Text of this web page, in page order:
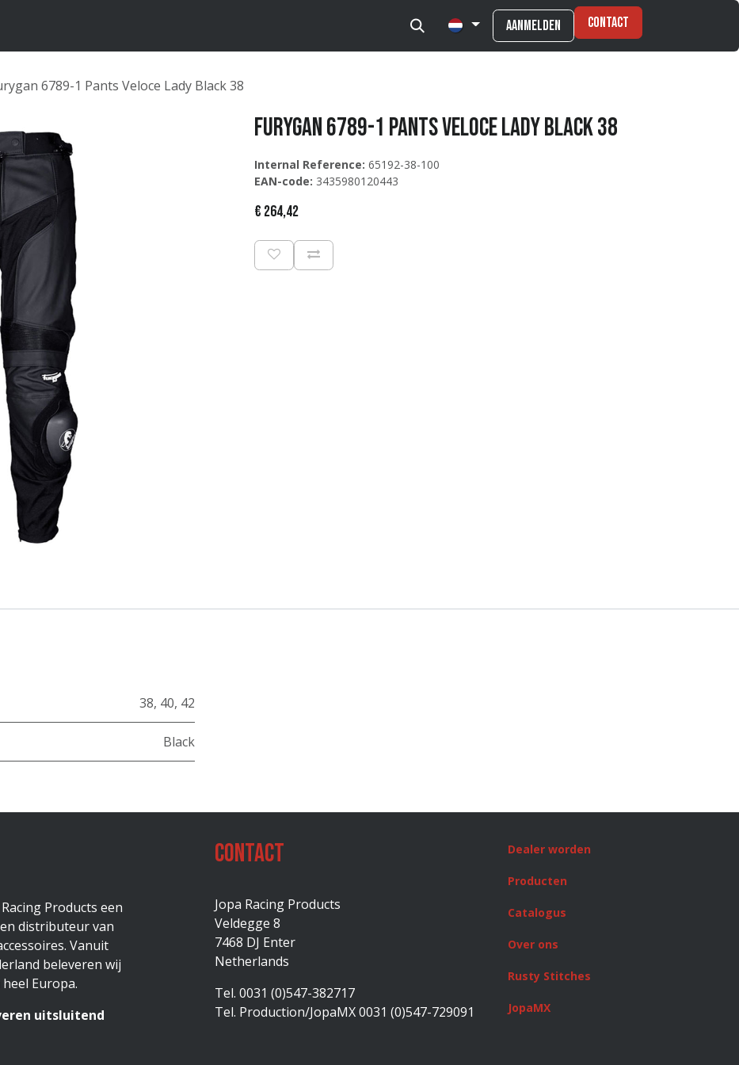
Aanmelden Contact
6789-1 Pants Veloce Lady Black 38
Furygan 6789-1 Pants Veloce Lady Black 38
Internal Reference: 65192-38-100
EAN-code: 3435980120443
€ 264,42
38, 40, 42
Black
Products een
distributeur van
Vanuit
beleveren wij
Europa.
uitsluitend
Contact
Jopa Racing Products
Veldegge 8
7468 DJ Enter
Netherlands
Tel. 0031 (0)547-382717
Tel. Production/JopaMX 0031 (0)547-729091
Dealer worden
Producten
Catalogus
Over ons
Rusty Stitches
JopaMX